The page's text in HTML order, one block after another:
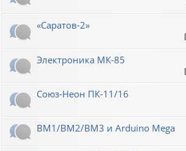
«Саратов-2»
Электроника МК-85
Союз-Неон ПК-11/16
ВМ1/ВМ2/ВМ3 и Arduino Mega